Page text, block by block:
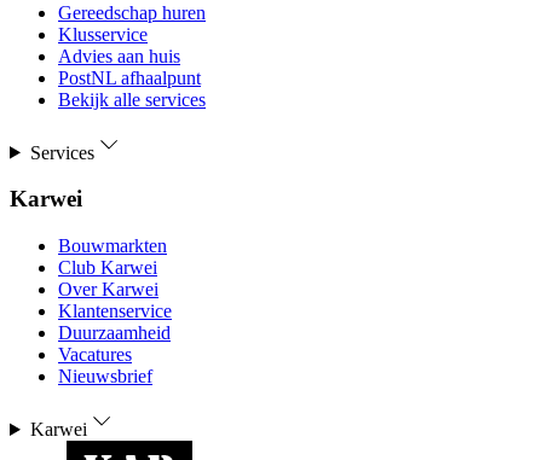
Gereedschap huren
Klusservice
Advies aan huis
PostNL afhaalpunt
Bekijk alle services
Services
Karwei
Bouwmarkten
Club Karwei
Over Karwei
Klantenservice
Duurzaamheid
Vacatures
Nieuwsbrief
Karwei